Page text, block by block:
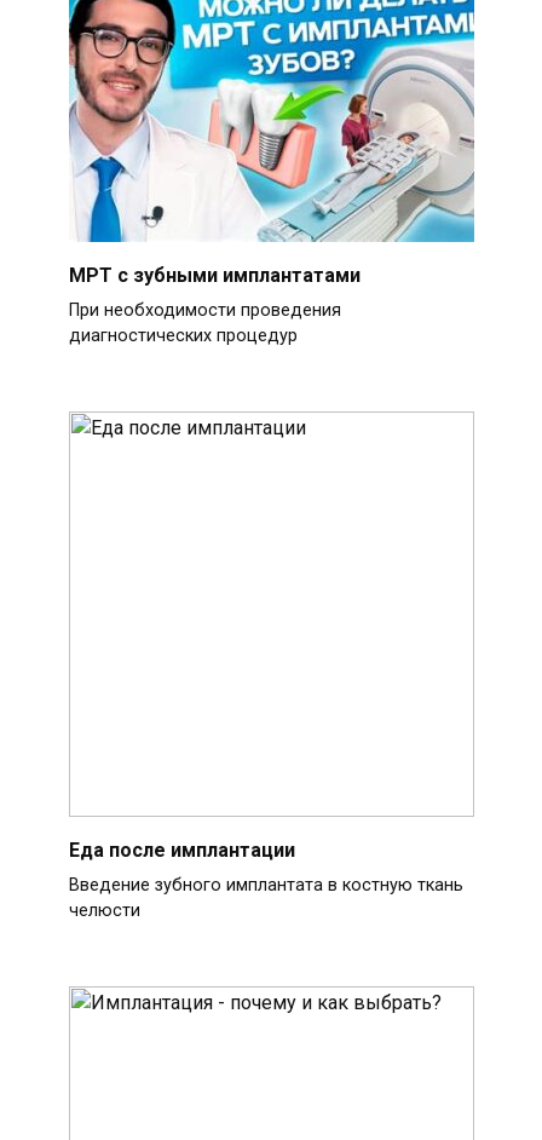
МРТ с зубными имплантатами
При необходимости проведения
диагностических процедур
Еда после имплантации
Введение зубного имплантата в костную ткань
челюсти